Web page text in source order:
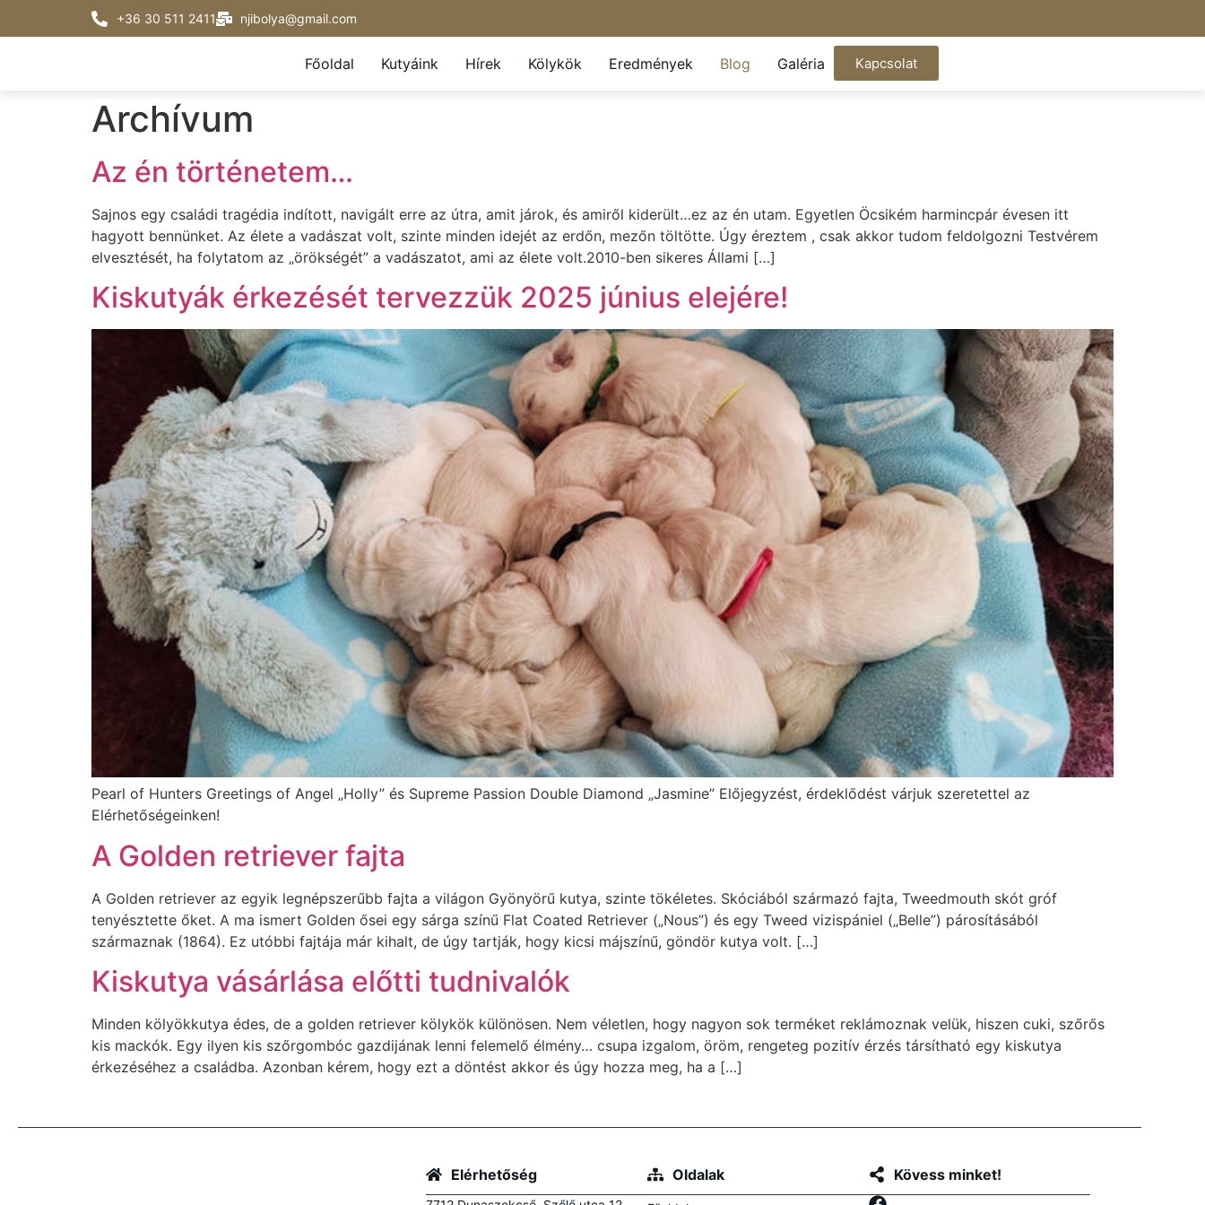
+36 30 511 2411 njibolya@gmail.com
Főoldal Kutyáink Hírek Kölykök Eredmények Blog Galéria Kapcsolat
Archívum
Az én történetem…
Sajnos egy családi tragédia indított, navigált erre az útra, amit járok, és amiről kiderült…ez az én utam. Egyetlen Öcsikém harmincpár évesen itt
hagyott bennünket. Az élete a vadászat volt, szinte minden idejét az erdőn, mezőn töltötte. Úgy éreztem , csak akkor tudom feldolgozni Testvérem
elvesztését, ha folytatom az „örökségét” a vadászatot, ami az élete volt.2010-ben sikeres Állami […]
Kiskutyák érkezését tervezzük 2025 június elejére!
Pearl of Hunters Greetings of Angel „Holly” és Supreme Passion Double Diamond „Jasmine” Előjegyzést, érdeklődést várjuk szeretettel az
Elérhetőségeinken!
A Golden retriever fajta
A Golden retriever az egyik legnépszerűbb fajta a világon Gyönyörű kutya, szinte tökéletes. Skóciából származó fajta, Tweedmouth skót gróf
tenyésztette őket. A ma ismert Golden ősei egy sárga színű Flat Coated Retriever („Nous”) és egy Tweed vizispániel („Belle”) párosításából
származnak (1864). Ez utóbbi fajtája már kihalt, de úgy tartják, hogy kicsi májszínű, göndör kutya volt. […]
Kiskutya vásárlása előtti tudnivalók
Minden kölyökkutya édes, de a golden retriever kölykök különösen. Nem véletlen, hogy nagyon sok terméket reklámoznak velük, hiszen cuki, szőrős
kis mackók. Egy ilyen kis szőrgombóc gazdijának lenni felemelő élmény… csupa izgalom, öröm, rengeteg pozitív érzés társítható egy kiskutya
érkezéséhez a családba. Azonban kérem, hogy ezt a döntést akkor és úgy hozza meg, ha a […]
Elérhetőség Oldalak Kövess minket!